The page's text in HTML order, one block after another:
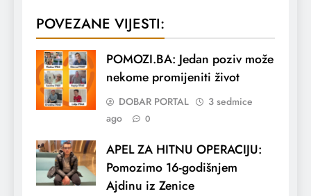
POVEZANE VIJESTI:
POMOZI.BA: Jedan poziv može
nekome promijeniti život
DOBAR PORTAL
3 sedmice
ago
0
APEL ZA HITNU OPERACIJU:
Pomozimo 16-godišnjem
Ajdinu iz Zenice